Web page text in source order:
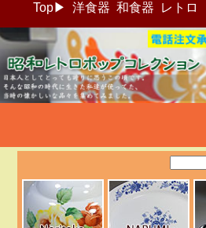
Top▶ 洋食器 和食器 レトロ
昭和レトロポッ
貨通販＠フ